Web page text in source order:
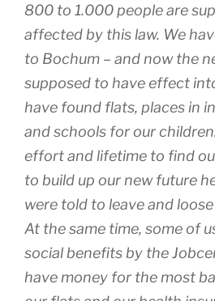
800 to 1.000 people are
affected by this law. We
to Bochum – and now the
supposed to have effect
have found flats, places in
and schools for our
effort and lifetime to find
to build up our new future
were told to leave and
At the same time, some of
social benefits by the
have money for the most